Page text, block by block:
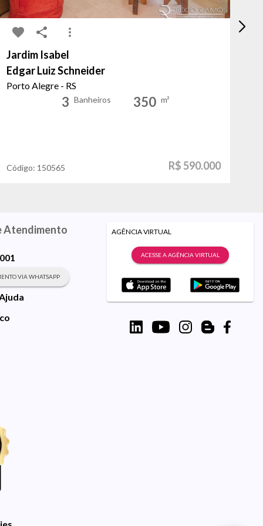
Jardim Isabel
Edgar Luiz Schneider
Porto Alegre - RS
3 Banheiros 350 m²
Código: 150565 R$ 590.000
Atendimento
VIA WHATSAPP
AGÊNCIA VIRTUAL
ACESSE A AGÊNCIA VIRTUAL